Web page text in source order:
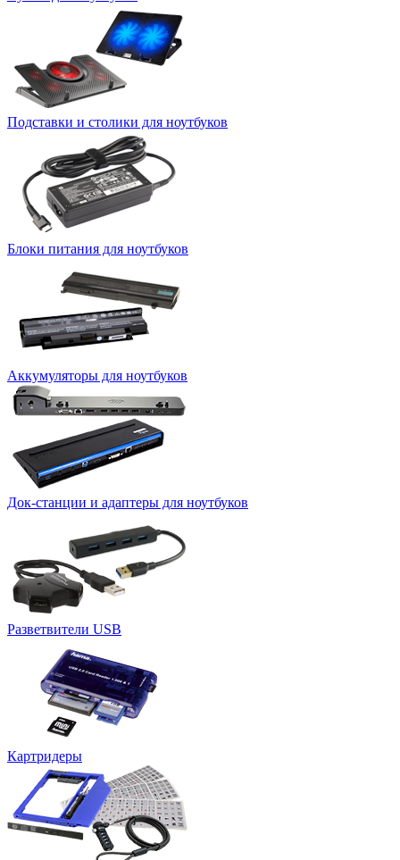
Подставки и столики для ноутбуков
Блоки питания для ноутбуков
Аккумуляторы для ноутбуков
Док-станции и адаптеры для ноутбуков
Разветвители USB
Картридеры